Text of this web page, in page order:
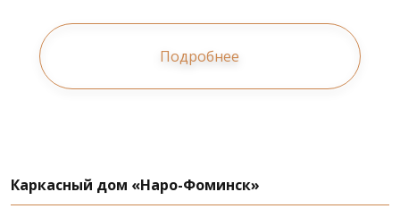
Подробнее
Каркасный дом «Наро-Фоминск»